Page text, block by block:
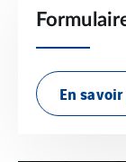
En